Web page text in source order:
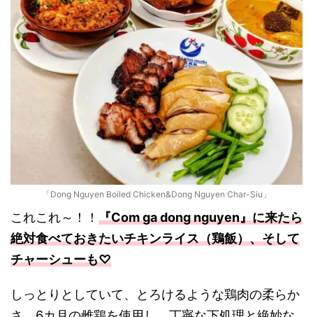
「Dong Nguyen Boiled Chicken&Dong Nguyen Char-Siu」
これこれ～！！ 『Com ga dong nguyen』に来たら
絶対食べておきたいチキンライス（鶏飯）、そして
チャーシューも♡
しっとりとしていて、とろけるような鶏肉の柔らか